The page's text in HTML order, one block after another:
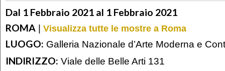
Dal 1 Febbraio 2021 al 1 Febbraio 2021
ROMA | Visualizza tutte le mostre a Roma
LUOGO: Galleria Nazionale d’Arte Moderna e
INDIRIZZO: Viale delle Belle Arti 131